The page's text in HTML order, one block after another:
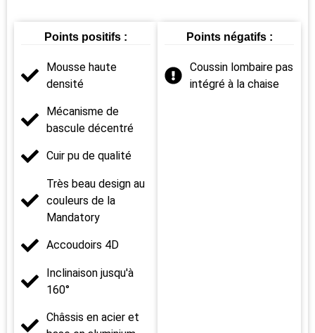
Points positifs :
Mousse haute
densité
Mécanisme de
bascule décentré
Cuir pu de qualité
Très beau design au
couleurs de la
Mandatory
Accoudoirs 4D
Inclinaison jusqu'à
160°
Châssis en acier et
Points négatifs :
Coussin lombaire pas
intégré à la chaise